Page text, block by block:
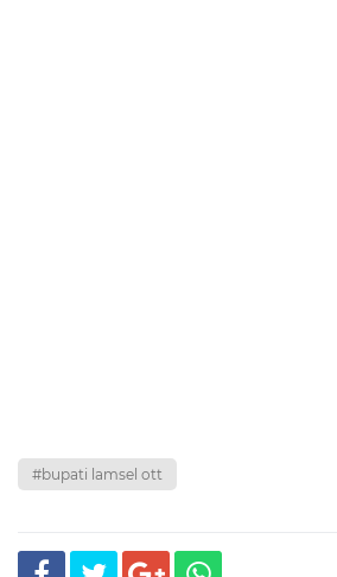
#bupati lamsel ott